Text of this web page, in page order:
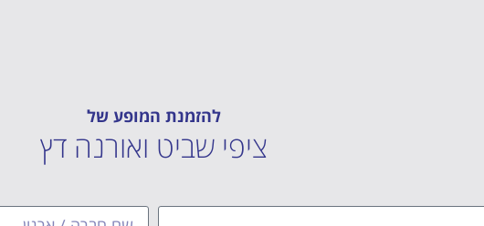
להזמנת המופע של
ציפי שביט ואורנה דץ